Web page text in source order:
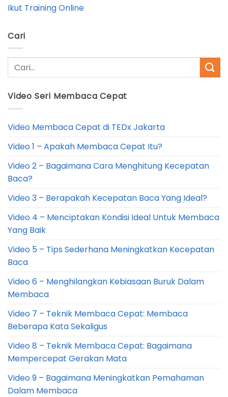
Ikut Training Online
Cari
Video Seri Membaca Cepat
Video Membaca Cepat di TEDx Jakarta
Video 1 – Apakah Membaca Cepat Itu?
Video 2 – Bagaimana Cara Menghitung Kecepatan
Baca?
Video 3 – Berapakah Kecepatan Baca Yang Ideal?
Video 4 – Menciptakan Kondisi Ideal Untuk Membaca
Yang Baik
Video 5 – Tips Sederhana Meningkatkan Kecepatan
Baca
Video 6 – Menghilangkan Kebiasaan Buruk Dalam
Membaca
Video 7 – Teknik Membaca Cepat: Membaca
Beberapa Kata Sekaligus
Video 8 – Teknik Membaca Cepat: Bagaimana
Mempercepat Gerakan Mata
Video 9 – Bagaimana Meningkatkan Pemahaman
Dalam Membaca